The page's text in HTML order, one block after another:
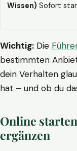
Wissen) Sofort
Wichtig: Die
bestimmten
dein Verhalten
hat – und ob du
Online
ergänzen